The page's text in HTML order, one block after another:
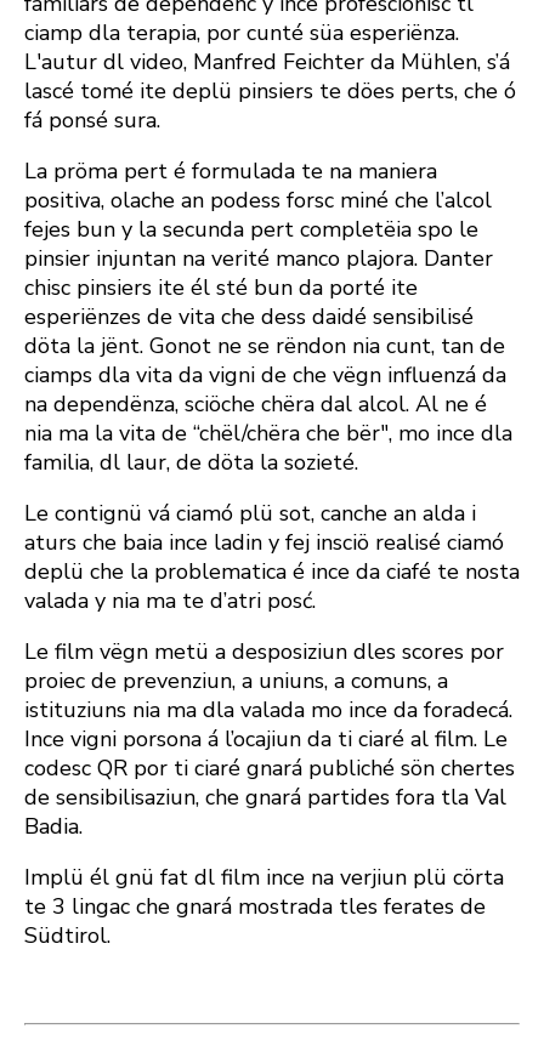
ciamp dla terapia, por cunté süa esperiënza.
L'autur dl video, Manfred Feichter da Mühlen, s’á
lascé tomé ite deplü pinsiers te döes perts, che ó
fá ponsé sura.
La pröma pert é formulada te na maniera
positiva, olache an podess forsc miné che l’alcol
fejes bun y la secunda pert completëia spo le
pinsier injuntan na verité manco plajora. Danter
chisc pinsiers ite él sté bun da porté ite
esperiënzes de vita che dess daidé sensibilisé
döta la jënt. Gonot ne se rëndon nia cunt, tan de
ciamps dla vita da vigni de che vëgn influenzá da
na dependënza, sciöche chëra dal alcol. Al ne é
nia ma la vita de “chël/chëra che bër", mo ince dla
familia, dl laur, de döta la sozieté.
Le contignü vá ciamó plü sot, canche an alda i
aturs che baia ince ladin y fej insciö realisé ciamó
deplü che la problematica é ince da ciafé te nosta
valada y nia ma te d’atri posć.
Le film vëgn metü a desposiziun dles scores por
proiec de prevenziun, a uniuns, a comuns, a
istituziuns nia ma dla valada mo ince da foradecá.
Ince vigni porsona á l’ocajiun da ti ciaré al film. Le
codesc QR por ti ciaré gnará publiché sön chertes
de sensibilisaziun, che gnará partides fora tla Val
Badia.
Implü él gnü fat dl film ince na verjiun plü cörta
te 3 lingac che gnará mostrada tles ferates de
Südtirol.